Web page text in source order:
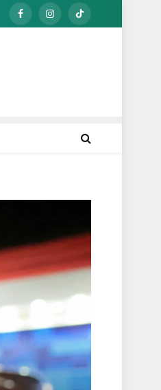
FacebookInstagramTikTok